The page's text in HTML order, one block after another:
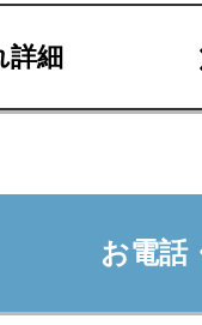
詳細
お電話